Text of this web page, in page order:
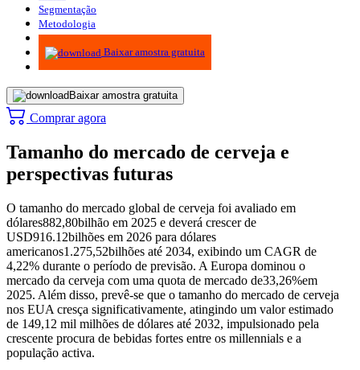
Segmentação
Metodologia
Infográficos
Baixar amostra gratuita
Baixar amostra gratuita
Comprar agora
Tamanho do mercado de cerveja e
perspectivas futuras
O tamanho do mercado global de cerveja foi avaliado em
dólares882,80bilhão em 2025 e deverá crescer de
USD916.12bilhões em 2026 para dólares
americanos1.275,52bilhões até 2034, exibindo um CAGR de
4,22% durante o período de previsão. A Europa dominou o
mercado da cerveja com uma quota de mercado de33,26%em
2025. Além disso, prevê-se que o tamanho do mercado de cerveja
nos EUA cresça significativamente, atingindo um valor estimado
de 149,12 mil milhões de dólares até 2032, impulsionado pela
crescente procura de bebidas fortes entre os millennials e a
população activa.